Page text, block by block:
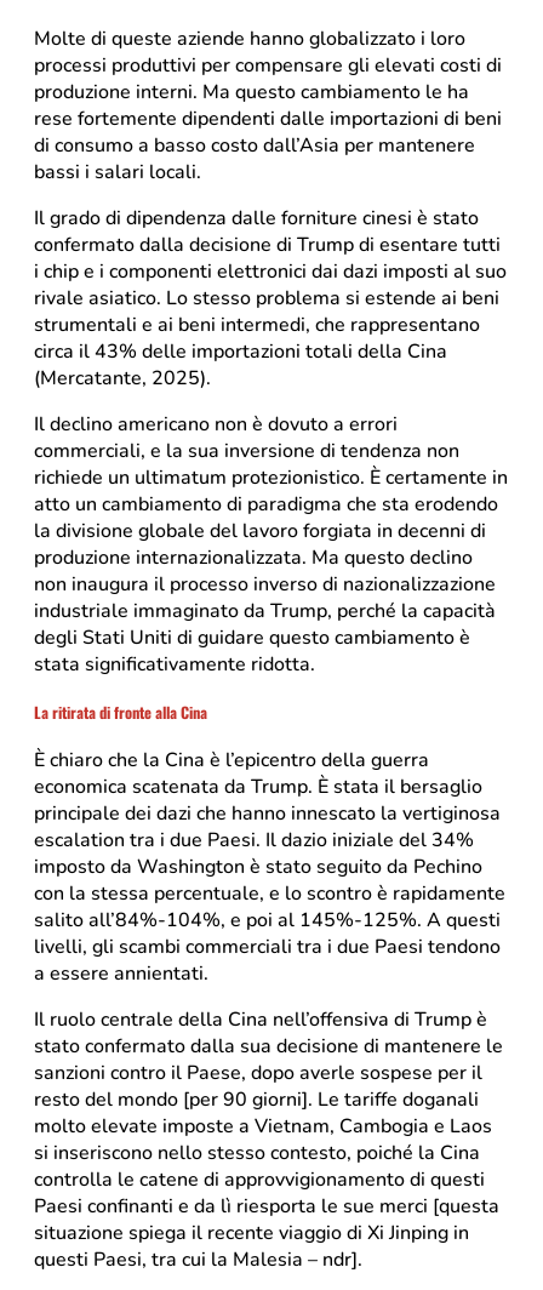
Molte di queste aziende hanno globalizzato i loro
processi produttivi per compensare gli elevati costi di
produzione interni. Ma questo cambiamento le ha
rese fortemente dipendenti dalle importazioni di beni
di consumo a basso costo dall’Asia per mantenere
bassi i salari locali.
Il grado di dipendenza dalle forniture cinesi è stato
confermato dalla decisione di Trump di esentare tutti
i chip e i componenti elettronici dai dazi imposti al suo
rivale asiatico. Lo stesso problema si estende ai beni
strumentali e ai beni intermedi, che rappresentano
circa il 43% delle importazioni totali della Cina
(Mercatante, 2025).
Il declino americano non è dovuto a errori
commerciali, e la sua inversione di tendenza non
richiede un ultimatum protezionistico. È certamente in
atto un cambiamento di paradigma che sta erodendo
la divisione globale del lavoro forgiata in decenni di
produzione internazionalizzata. Ma questo declino
non inaugura il processo inverso di nazionalizzazione
industriale immaginato da Trump, perché la capacità
degli Stati Uniti di guidare questo cambiamento è
stata significativamente ridotta.
La ritirata di fronte alla Cina
È chiaro che la Cina è l’epicentro della guerra
economica scatenata da Trump. È stata il bersaglio
principale dei dazi che hanno innescato la vertiginosa
escalation tra i due Paesi. Il dazio iniziale del 34%
imposto da Washington è stato seguito da Pechino
con la stessa percentuale, e lo scontro è rapidamente
salito all’84%-104%, e poi al 145%-125%. A questi
livelli, gli scambi commerciali tra i due Paesi tendono
a essere annientati.
Il ruolo centrale della Cina nell’offensiva di Trump è
stato confermato dalla sua decisione di mantenere le
sanzioni contro il Paese, dopo averle sospese per il
resto del mondo [per 90 giorni]. Le tariffe doganali
molto elevate imposte a Vietnam, Cambogia e Laos
si inseriscono nello stesso contesto, poiché la Cina
controlla le catene di approvvigionamento di questi
Paesi confinanti e da lì riesporta le sue merci [questa
situazione spiega il recente viaggio di Xi Jinping in
questi Paesi, tra cui la Malesia – ndr].